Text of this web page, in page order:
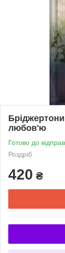
любов'ю
Готово до
Роздріб
420 ₴